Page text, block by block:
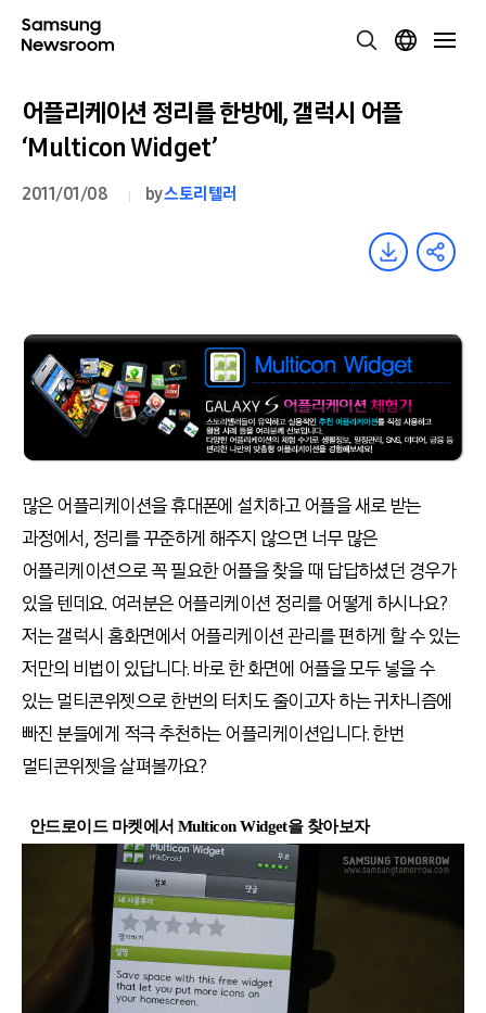
어플리케이션 정리를 한방에, 갤럭시 어플
‘Multicon Widget’
2011/01/08 by스토리텔러
많은 어플리케이션을 휴대폰에 설치하고 어플을 새로 받는
과정에서, 정리를 꾸준하게 해주지 않으면 너무 많은
어플리케이션으로 꼭 필요한 어플을 찾을 때 답답하셨던 경우가
있을 텐데요. 여러분은 어플리케이션 정리를 어떻게 하시나요?
저는 갤럭시 홈화면에서 어플리케이션 관리를 편하게 할 수 있는
저만의 비법이 있답니다. 바로 한 화면에 어플을 모두 넣을 수
있는 멀티콘위젯으로 한번의 터치도 줄이고자 하는 귀차니즘에
빠진 분들에게 적극 추천하는 어플리케이션입니다. 한번
멀티콘위젯을 살펴볼까요?
안드로이드 마켓에서 Multicon Widget을 찾아보자